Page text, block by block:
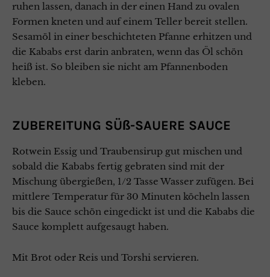
ruhen lassen, danach in der einen Hand zu ovalen
Formen kneten und auf einem Teller bereit stellen.
Sesamöl in einer beschichteten Pfanne erhitzen und
die Kababs erst darin anbraten, wenn das Öl schön
heiß ist. So bleiben sie nicht am Pfannenboden
kleben.
ZUBEREITUNG SÜß-SAUERE SAUCE
Rotwein Essig und Traubensirup gut mischen und
sobald die Kababs fertig gebraten sind mit der
Mischung übergießen, 1/2 Tasse Wasser zufügen. Bei
mittlere Temperatur für 30 Minuten köcheln lassen
bis die Sauce schön eingedickt ist und die Kababs die
Sauce komplett aufgesaugt haben.
Mit Brot oder Reis und Torshi servieren.